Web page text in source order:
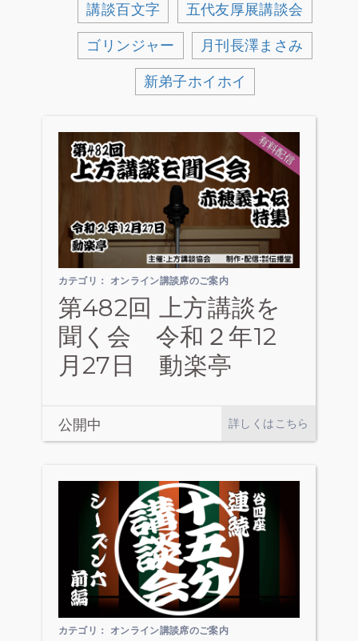
講談百文字 五代友厚展講談会
ゴリンジャー 月刊長澤まさみ
新弟子ホイホイ
カテゴリ： オンライン講談席のご案内
第482回 上方講談を
聞く会 令和２年12
月27日 動楽亭
公開中 詳しくはこちら
カテゴリ： オンライン講談席のご案内